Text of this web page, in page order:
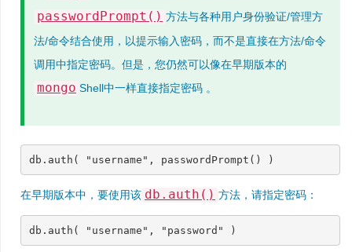
passwordPrompt() 方法与各种用户身份验证/管理方
法/命令结合使用，以提示输入密码，而不是直接在方法/命令
调用中指定密码。但是，您仍然可以像在早期版本的
mongo Shell中一样直接指定密码 。
db . auth ( "username" , passwordPrompt () )
在早期版本中，要使用该 db.auth() 方法，请指定密码：
db . auth ( "username" , "password" )